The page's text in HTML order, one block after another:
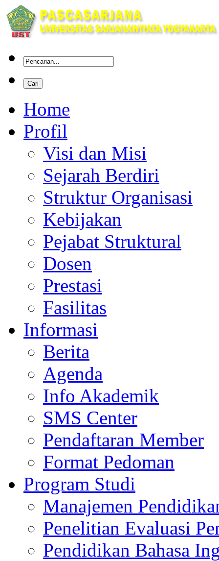
Home
Profil
Visi dan Misi
Sejarah Berdiri
Struktur Organisasi
Kebijakan
Pejabat Struktural
Dosen
Prestasi
Fasilitas
Informasi
Berita
Agenda
Info Akademik
SMS Center
Pendaftaran Member
Format Pedoman
Program Studi
Manajemen
Penelitian Evaluasi
Pendidikan Bahasa